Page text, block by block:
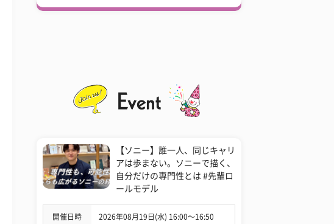
【ソニー】誰一人、同じキャリ
アは歩まない。ソニーで描く、
自分だけの専門性とは #先輩ロ
ールモデル
開催日時 2026年08月19日(水) 16:00〜16:50